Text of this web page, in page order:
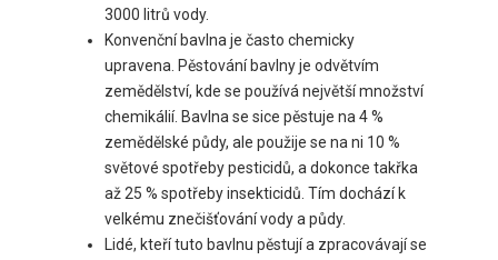
3000 litrů vody.
Konvenční bavlna je často chemicky
upravena. Pěstování bavlny je odvětvím
zemědělství, kde se používá největší množství
chemikálií. Bavlna se sice pěstuje na 4 %
zemědělské půdy, ale použije se na ni 10 %
světové spotřeby pesticidů, a dokonce takřka
až 25 % spotřeby insekticidů. Tím dochází k
velkému znečišťování vody a půdy.
Lidé, kteří tuto bavlnu pěstují a zpracovávají se